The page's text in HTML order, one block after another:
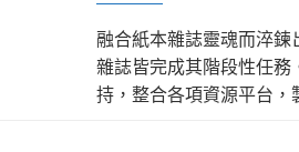
融合紙本雜誌靈魂而淬
雜誌皆完成其階段性任
持，整合各項資源平台，